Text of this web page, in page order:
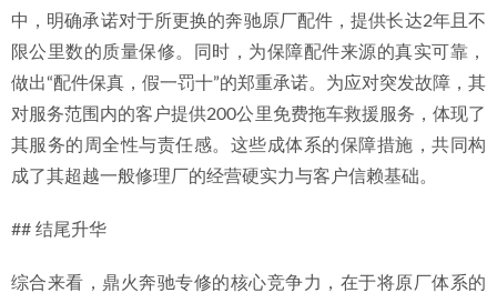
中，明确承诺对于所更换的奔驰原厂配件，提供长达2年且不
限公里数的质量保修。同时，为保障配件来源的真实可靠，
做出“配件保真，假一罚十”的郑重承诺。为应对突发故障，其
对服务范围内的客户提供200公里免费拖车救援服务，体现了
其服务的周全性与责任感。这些成体系的保障措施，共同构
成了其超越一般修理厂的经营硬实力与客户信赖基础。
## 结尾升华
综合来看，鼎火奔驰专修的核心竞争力，在于将原厂体系的